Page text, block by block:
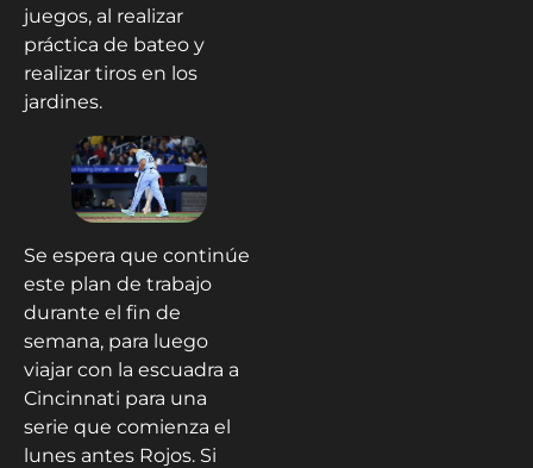
juegos, al realizar
práctica de bateo y
realizar tiros en los
jardines.
Se espera que continúe
este plan de trabajo
durante el fin de
semana, para luego
viajar con la escuadra a
Cincinnati para una
serie que comienza el
lunes antes Rojos. Si